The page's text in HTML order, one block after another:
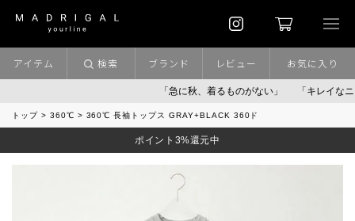
「急に秋、着るものがない」 「キレイなニット」
アイテム 検索 ブランド レビュー お気に入り
トップ 360℃ 360℃ 長袖トップス GRAY+BLACK 360ド
ポイント3%還元中